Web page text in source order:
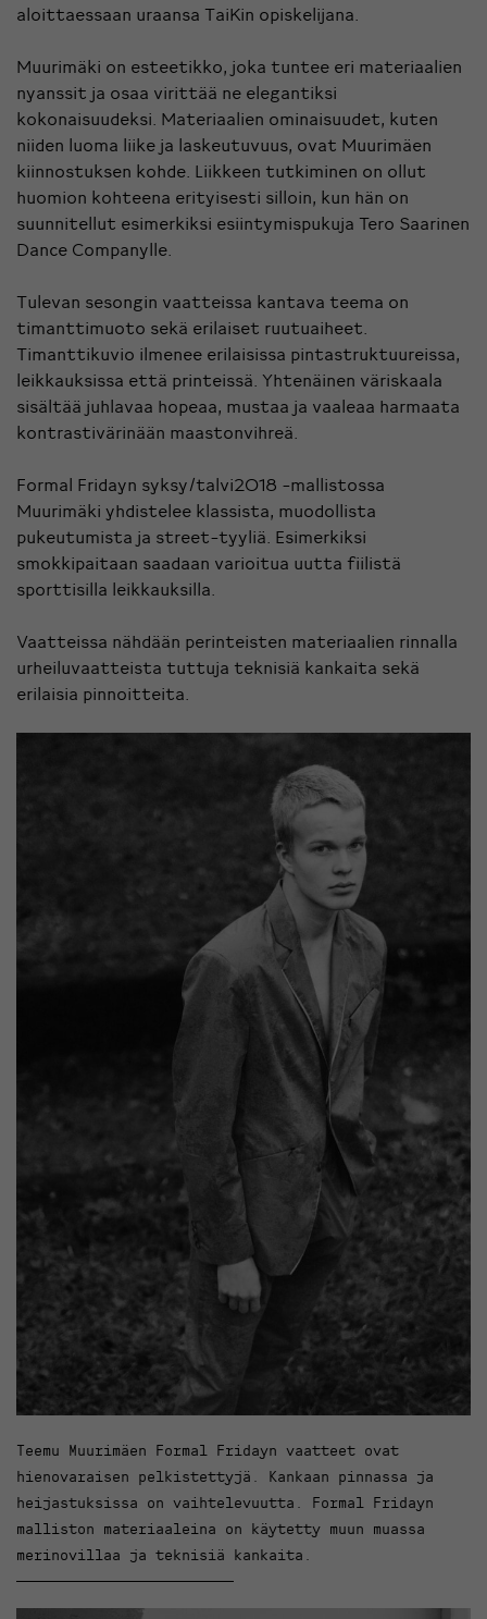
aloittaessaan uraansa TaiKin opiskelijana.
Muurimäki on esteetikko, joka tuntee eri materiaalien
nyanssit ja osaa virittää ne elegantiksi
kokonaisuudeksi. Materiaalien ominaisuudet, kuten
niiden luoma liike ja laskeutuvuus, ovat Muurimäen
kiinnostuksen kohde. Liikkeen tutkiminen on ollut
huomion kohteena erityisesti silloin, kun hän on
suunnitellut esimerkiksi esiintymispukuja Tero Saarinen
Dance Companylle.
Tulevan sesongin vaatteissa kantava teema on
timanttimuoto sekä erilaiset ruutuaiheet.
Timanttikuvio ilmenee erilaisissa pintastruktuureissa,
leikkauksissa että printeissä. Yhtenäinen väriskaala
sisältää juhlavaa hopeaa, mustaa ja vaaleaa harmaata
kontrastivärinään maastonvihreä.
Formal Fridayn syksy/talvi2018 -mallistossa
Muurimäki yhdistelee klassista, muodollista
pukeutumista ja street-tyyliä. Esimerkiksi
smokkipaitaan saadaan varioitua uutta fiilistä
sporttisilla leikkauksilla.
Vaatteissa nähdään perinteisten materiaalien rinnalla
urheiluvaatteista tuttuja teknisiä kankaita sekä
erilaisia pinnoitteita.
Teemu Muurimäen Formal Fridayn vaatteet ovat
hienovaraisen pelkistettyjä. Kankaan pinnassa ja
heijastuksissa on vaihtelevuutta. Formal Fridayn
malliston materiaaleina on käytetty muun muassa
merinovillaa ja teknisiä kankaita.